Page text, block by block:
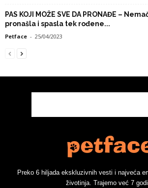
PAS KOJI MOŽE SVE DA PRONAĐE –
pronašla i spasla tek rođene...
Petface - 25/04/2023
Preko 6 hiljada ekskluzivnih vesti i najveća
životinja. Trajemo već 7